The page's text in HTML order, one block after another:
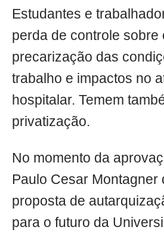
Estudantes e
perda de controle sobre
precarização das
trabalho e impactos no
hospitalar. Temem
privatização.
No momento da
Paulo Cesar Montagner
proposta de
para o futuro da